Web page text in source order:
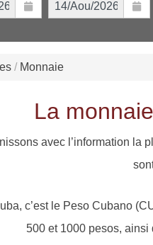
Monnaie
La
avec l’information la
c’est le Peso Cubano
500 et 1000 pesos, ainsi